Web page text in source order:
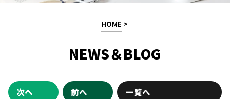
HOME >
NEWS＆BLOG
次へ 前へ 一覧へ